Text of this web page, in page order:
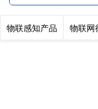
物联感知产品 物联网